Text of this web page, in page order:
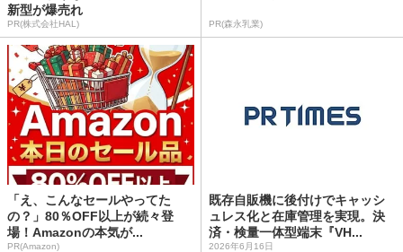
新型が爆売れ
PR(株式会社HAL) PR(森永乳業)
「え、こんなセールやってた
の？」80％OFF以上が続々登
場！Amazonの本気が...
PR(Amazon)
既存自販機に後付けでキャッシ
ュレス化と在庫管理を実現。決
済・検量一体型端末『VH...
2026年6月16日